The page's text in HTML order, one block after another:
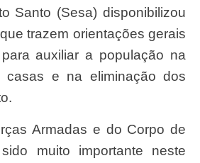
Santo (Sesa) disponibilizou
trazem orientações gerais
auxiliar a população na
casas e na eliminação dos
muito importante neste